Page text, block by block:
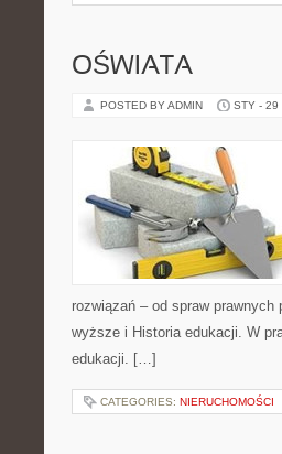
OŚWIATA
POSTED BY ADMIN STY - 29
rozwiązań – od spraw
wyższe i Historia edukacji. W
edukacji. […]
CATEGORIES: NIERUCHOMOŚCI